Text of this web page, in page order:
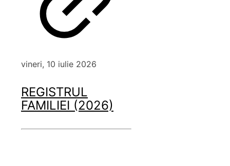
vineri, 10 iulie 2026
REGISTRUL
FAMILIEI (2026)